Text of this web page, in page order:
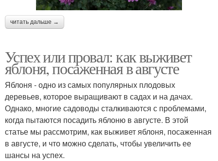
читать дальше →
Успех или провал: как выживет
яблоня, посаженная в августе
Яблоня - одно из самых популярных плодовых
деревьев, которое выращивают в садах и на дачах.
Однако, многие садоводы сталкиваются с проблемами,
когда пытаются посадить яблоню в августе. В этой
статье мы рассмотрим, как выживет яблоня, посаженная
в августе, и что можно сделать, чтобы увеличить ее
шансы на успех.